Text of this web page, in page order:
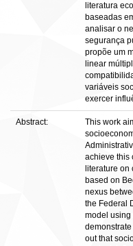
literatura
baseadas
analisar o
segurança
propõe um
linear
variáveis
exercer
Abstract:
This work
achieve this
literature
based on
nexus
the Federal
model using
out that